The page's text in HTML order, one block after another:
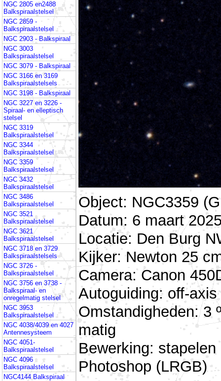
NGC 2805 en2488
Balkspiraalstelsel
NGC 2859 -
Balkspiraalstelsel
NGC 2903 - Balkspiraal
NGC 3003
Balkspiraalstelsel
NGC 3079 - Balkspiraal
NGC 3166 en 3169
Balkspiraalstelsels
NGC 3198 - Balkspiraal
NGC 3227 en 3226 -
Spiraal- en elleptisch
stelsel
NGC 3319
Balkspiraalstelsel
NGC 3344
Balkspiraalstelsel
NGC 3359
Balkspiraalstelsel
NGC 3432
Balkspiraalstelsel
NGC 3486
Balkspiraalstelsel
NGC 3521
Balkspiraalstelsel
NGC 3621
Balkspiraalstelsel
NGC 3718 en 3729
Balkspiraalstelsels
NGC 3726 -
Balkspiraalstelsel
NGC 3756 en 3738 -
Balkspiraal- en
onregelmatig stelsel
NGC 3953
Balkspiraalstelsel
NGC 4038/4039 en 4027
Antennesysteem
NGC 4051-
Balkspiraalstelsel
NGC 4096
Balkspiraalstelsel
NGC4144 Balkspiraal
Object: NGC3359
Datum: 6 maart
Locatie: Den Burg
Kijker: Newton 25
Camera: Canon
Autoguiding: off-
Omstandigheden: 3
matig
Bewerking:
Photoshop (LRGB)